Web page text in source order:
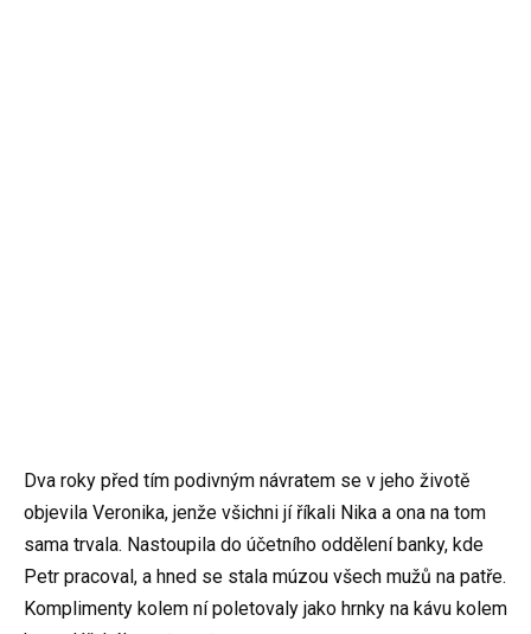
Dva roky před tím podivným návratem se v jeho životě
objevila Veronika, jenže všichni jí říkali Nika a ona na tom
sama trvala. Nastoupila do účetního oddělení banky, kde
Petr pracoval, a hned se stala múzou všech mužů na patře.
Komplimenty kolem ní poletovaly jako hrnky na kávu kolem